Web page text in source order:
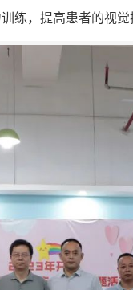
练，提高患者的视觉